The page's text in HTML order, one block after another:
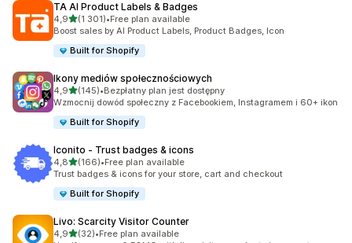
TA AI Product Labels & Badges
4,9na 5 gwiazdek
(1 301)
Łączna liczba recenzji: 1301
•Free plan available
Boost sales by AI Product Labels, Product Badges, Icon
Built for Shopify
Ikony mediów społecznościowych
4,9na 5 gwiazdek
(145)
Łączna liczba recenzji: 145
•Bezpłatny plan jest dostępny
Wzmocnij dowód społeczny z Facebookiem, Instagramem i 60+ ikon
Built for Shopify
Iconito ‑ Trust badges & icons
4,8na 5 gwiazdek
(166)
Łączna liczba recenzji: 166
•Free plan available
Trust badges & icons for your store, cart and checkout
Built for Shopify
Livo: Scarcity Visitor Counter
4,9na 5 gwiazdek
(32)
Łączna liczba recenzji: 32
•Free plan available